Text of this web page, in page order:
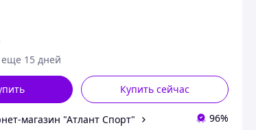
еще 15 дней
Купить сейчас
магазин "Атлант Спорт" 96%